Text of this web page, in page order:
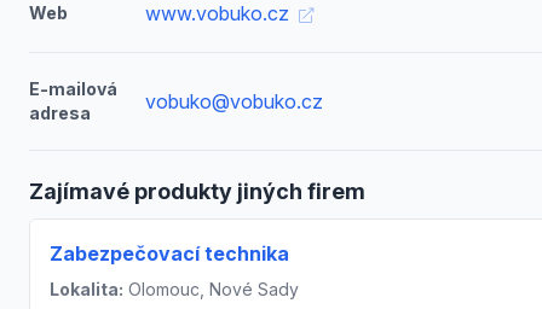
Web www.vobuko.cz
E-mailová
adresa
vobuko@vobuko.cz
Zajímavé produkty jiných firem
Zabezpečovací technika
Lokalita: Olomouc, Nové Sady